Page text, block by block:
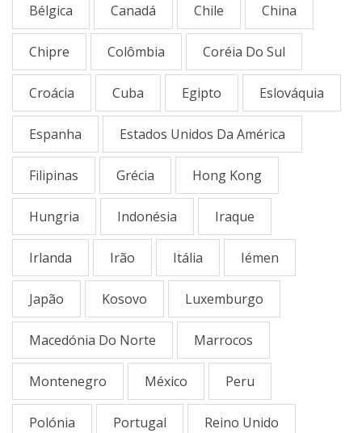
Bélgica Canadá Chile China
Chipre Colômbia Coréia Do Sul
Croácia Cuba Egipto Eslováquia
Espanha Estados Unidos Da América
Filipinas Grécia Hong Kong
Hungria Indonésia Iraque
Irlanda Irão Itália Iémen
Japão Kosovo Luxemburgo
Macedónia Do Norte Marrocos
Montenegro México Peru
Polónia Portugal Reino Unido